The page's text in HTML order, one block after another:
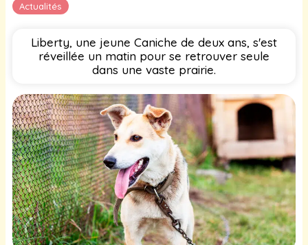
Actualités
Liberty, une jeune Caniche de deux ans, s'est
réveillée un matin pour se retrouver seule
dans une vaste prairie.